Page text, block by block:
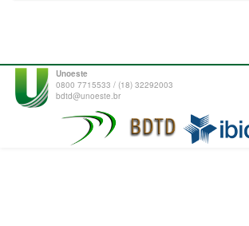
Unoeste
0800 7715533 / (18) 32292003
bdtd@unoeste.br